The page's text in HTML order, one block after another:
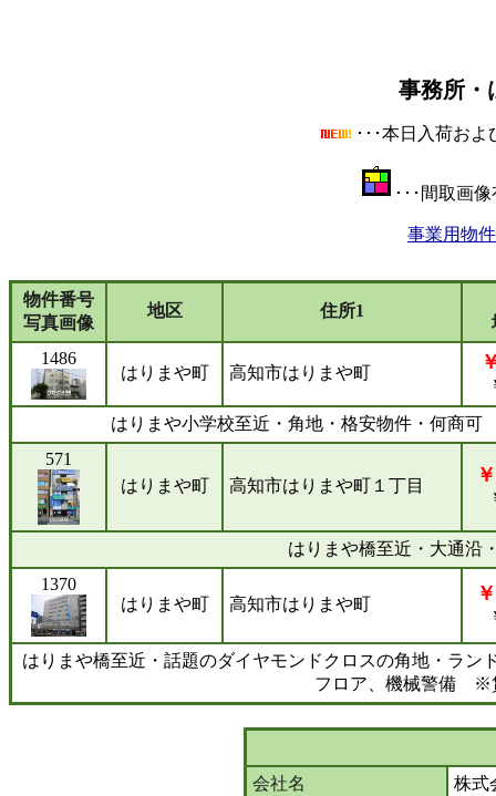
事務所・
･･･本日入荷お
･･･間取画
事業用物
物件番号
写真画像
地区 住所1
1486
はりまや町 高知市はりまや町
はりまや小学校至近・角地・格安物件・何商
571
はりまや町
高知市はりまや町１丁目
はりまや橋至近・大通沿
1370
はりまや町
高知市はりまや町
はりまや橋至近・話題のダイヤモンドクロスの角地・ラ
フロア、機械警備 ※
会社名
株式